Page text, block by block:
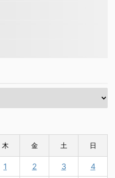
木 金 土 日
1 2 3 4